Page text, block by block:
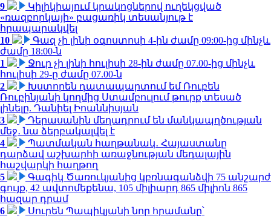
9
Կիլիկիայում կրակոցներով ուղեկցված
«ռազբորկայի» բացառիկ տեսանյութ է
հրապարակվել
10
Գազ չի լինի օգոստոսի 4-ին ժամը 09:00-ից մինչև
ժամը 18:00-ն
1
Ջուր չի լինի հուլիսի 28-ին ժամը 07.00-ից մինչև
հուլիսի 29-ը ժամը 07.00-ն
2
Խստորեն դատապարտում եմ Ռուբեն
Ռուբինյանի կողմից Ստամբուլում թուրք տեսած
լինելը. Դանիել Իոաննիսյան
3
Դերասանին մեղադրում են մանկապղծության
մեջ․ նա ձերբակալվել է
4
Պատմական հաղթանակ․ Հայաստանը
դարձավ աշխարհի առաջնության մեդալային
հաշվարկի հաղթող
5
Գագիկ Ծառուկյանից կբռնագանձվի 75 անշարժ
գույք, 42 ավտոմեքենա, 105 միլիարդ 865 միլիոն 865
հազար դրամ
6
Սուրեն Պապիկյանի նոր հրամանը՝